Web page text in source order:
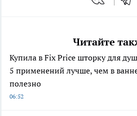
Читайте
Купила в Fix Price шторку для
5 применений лучше, чем в
полезно
06:52